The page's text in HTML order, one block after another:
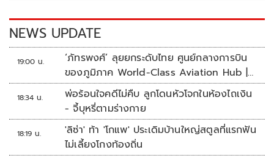
k k
NEWS UPDATE
19:00 น.
‘ภัทรพงศ์’ ลุยยกระดับไทย ศูนย์กลางการบิน
ของภูมิภาค World-Class Aviation Hub |
ห้องข่าวไทยโพสต์สุดสัปดาห์
18:34 น.
พ่อร้อนใจคดีไม่คืบ ลูกโดนหัวโจกในห้องไถเงิน
- จี้บุหรี่ตามร่างกาย
18:19 น.
'ลิซ่า' ท้า 'โกแพ' ประเดิมบ้านใหญ่สตูลที่แรกฟัน
ไม่เลี้ยงโกงท้องถิ่น